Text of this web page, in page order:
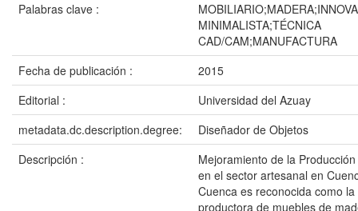
Palabras clave :
MINIMALISTA;TÉCNICA
CAD/CAM;MANUFACTURA
Fecha de publicación :
2015
Editorial :
Universidad del Azuay
metadata.dc.description.degree:
Diseñador de Objetos
Descripción :
Mejoramiento de la
en el sector artesanal en
Cuenca es reconocida como
productora de muebles de